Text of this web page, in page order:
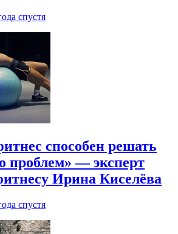
спустя
способен решать
проблем» — эксперт
Ирина Киселёва
спустя